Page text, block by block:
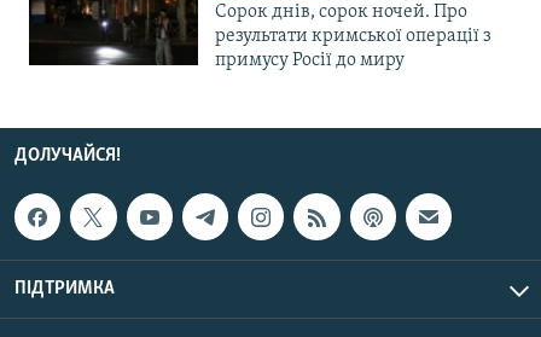
Сорок днів, сорок ночей. Про
результати кримської операції з
примусу Росії до миру
ДОЛУЧАЙСЯ!
ПІДТРИМКА